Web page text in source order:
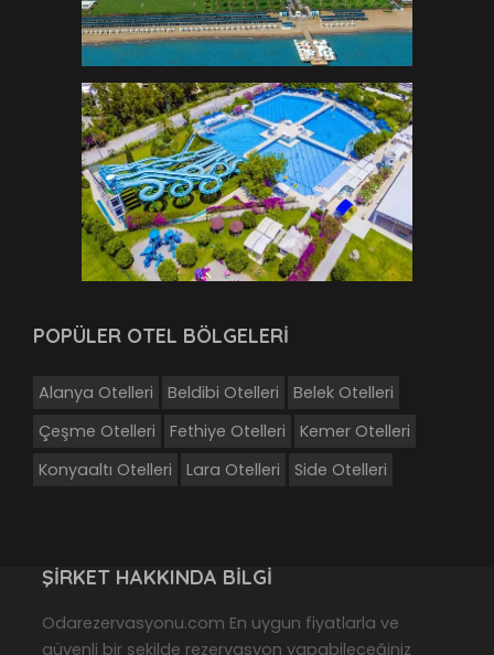
POPÜLER OTEL BÖLGELERİ
Alanya Otelleri Beldibi Otelleri
Belek Otelleri
Çeşme Otelleri
Fethiye Otelleri
Kemer Otelleri
Konyaaltı Otelleri
Lara Otelleri Side Otelleri
ŞIRKET HAKKINDA BILGI
Odarezervasyonu.com En uygun fiyatlarla ve
güvenli bir şekilde rezervasyon yapabileceğiniz